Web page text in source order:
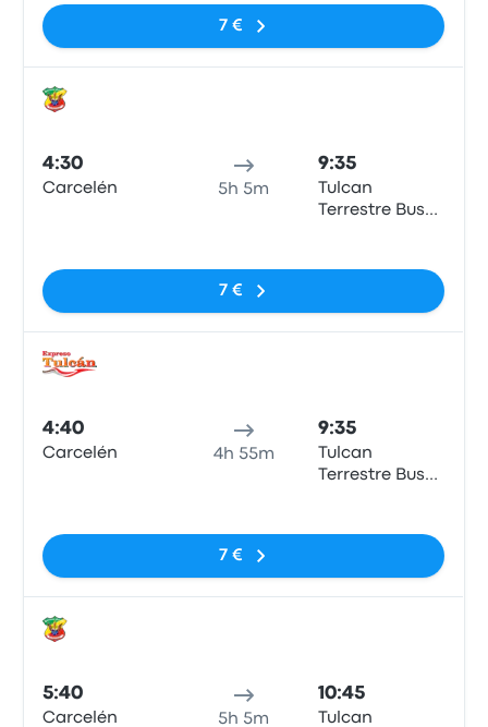
7 €
4:30
Carcelén 5h 5m
9:35
Tulcan
Terrestre Bus
7 €
4:40
Carcelén 4h 55m
9:35
Tulcan
Terrestre Bus
7 €
5:40
Carcelén 5h 5m
10:45
Tulcan